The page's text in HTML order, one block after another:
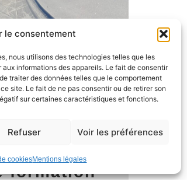
le consentement
nous utilisons des technologies telles que les
informations des appareils. Le fait de consentir
traiter des données telles que le comportement
site. Le fait de ne pas consentir ou de retirer son
sur certaines caractéristiques et fonctions.
Refuser Voir les préférences
cookiesMentions légales
formation